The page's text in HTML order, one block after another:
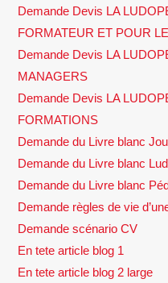
Demande Devis LA
FORMATEUR ET POUR
Demande Devis LA
MANAGERS
Demande Devis LA
FORMATIONS
Demande du Livre blanc
Demande du Livre blanc
Demande du Livre blanc
Demande règles de vie
Demande scénario CV
En tete article blog 1
En tete article blog 2 large